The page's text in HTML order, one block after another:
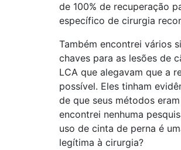
de 100% de recuperação
específico de cirurgia
Também encontrei vários
chaves para as lesões de
LCA que alegavam que a
possível. Eles tinham
de que seus métodos
encontrei nenhuma
uso de cinta de perna é
legítima à cirurgia?